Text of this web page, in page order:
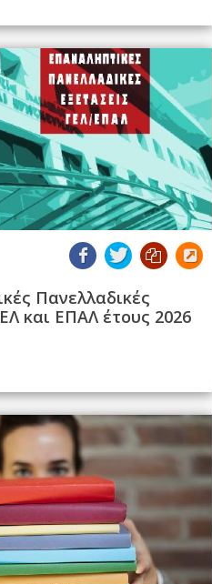
Πανελλαδικές
και ΕΠΑΛ έτους 2026